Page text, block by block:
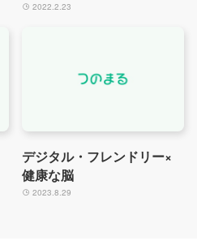
2022.2.23
デジタル・フレンドリー×
健康な脳
2023.8.29